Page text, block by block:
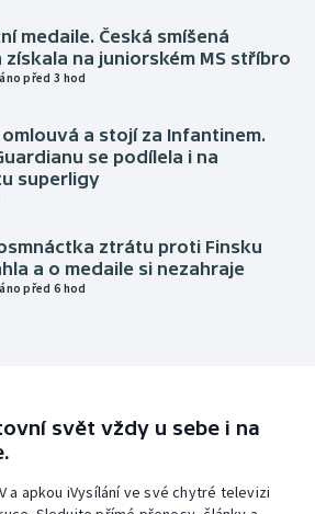
medaile. Česká smíšená
na juniorském MS stříbro
před 3 hod
omlouvá a stojí za Infantinem.
se podílela i na
superligy
ztrátu proti Finsku
a o medaile si nezahraje
před 6 hod
svět vždy u sebe i na
a apkou iVysílání ve své chytré televizi